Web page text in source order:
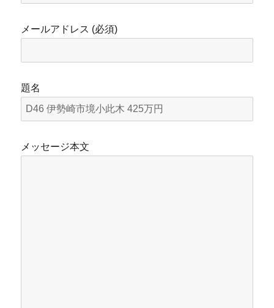
メールアドレス (必須)
題名
メッセージ本文